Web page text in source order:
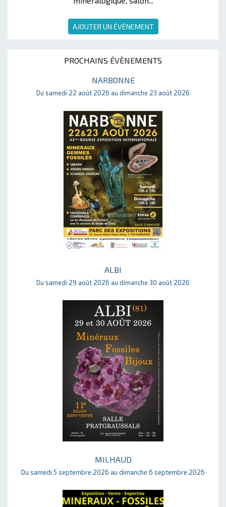
AJOUTER UN ÉVÈNEMENT
PROCHAINS ÉVÈNEMENTS
NARBONNE
Du samedi 22 août 2026 au dimanche 23 août 2026
ALBI
Du samedi 29 août 2026 au dimanche 30 août 2026
MILHAUD
Du samedi 5 septembre 2026 au dimanche 6 septembre 2026